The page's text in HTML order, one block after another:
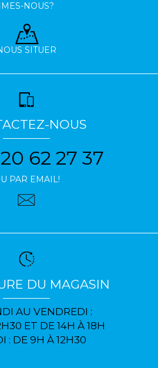
NOUS?
SITUER
NOUS
62 27 37
PAR EMAIL!
DU MAGASIN
AU VENDREDI :
ET DE 14H À 18H
: DE 9H À 12H30